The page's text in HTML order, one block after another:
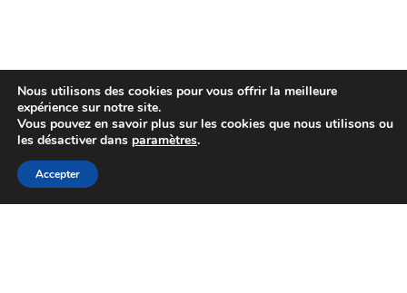
Services
demandes sont
pour les « petits
équipements »
Nous utilisons des cookies pour vous offrir la meilleure
expérience sur notre site.
Vous pouvez en savoir plus sur les cookies que nous utilisons ou
les désactiver dans paramètres.
Accepter